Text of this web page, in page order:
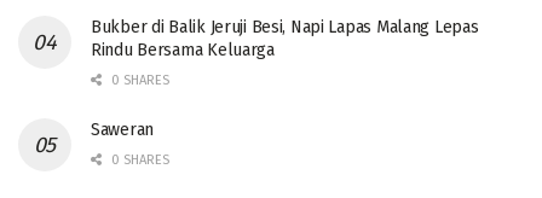
Bukber di Balik Jeruji Besi, Napi Lapas Malang Lepas
Rindu Bersama Keluarga
0 SHARES
Saweran
0 SHARES